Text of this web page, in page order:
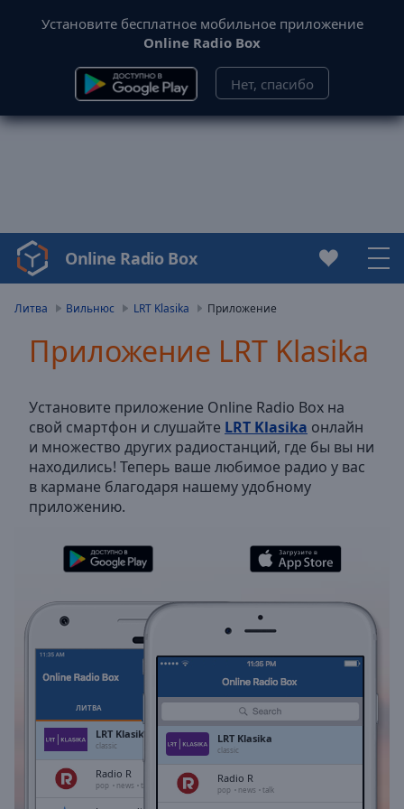
Установите бесплатное мобильное приложение
Online Radio Box
Нет, спасибо
Video
Player
Video
Skip
Backward
Skip
Forward
Mute
Current
Time0:00
Duration-:-
Stream
Type
LIVE
Seek to
currently
Remaining
Online Radio Box
Литва Вильнюс LRT Klasika Приложение
Приложение LRT Klasika
Установите приложение Online Radio Box на
свой смартфон и слушайте LRT Klasika онлайн
и множество других радиостанций, где бы вы ни
находились! Теперь ваше любимое радио у вас
в кармане благодаря нашему удобному
приложению.
ЛИТВА
LRT Klasika
classic
Radio R
pop news talk
LRT Klasika
classic
Radio R
pop news talk